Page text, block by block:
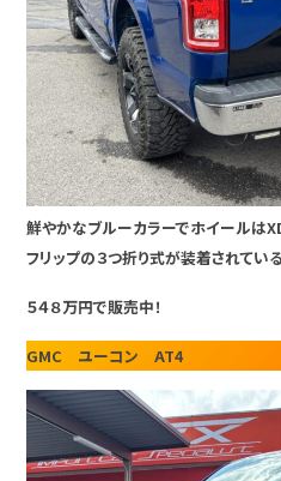
鮮やかなブルーカラーでホイールは
フリップの３つ折り式が装着されてい
５４８万円で販売中！
GMC ユーコン AT4